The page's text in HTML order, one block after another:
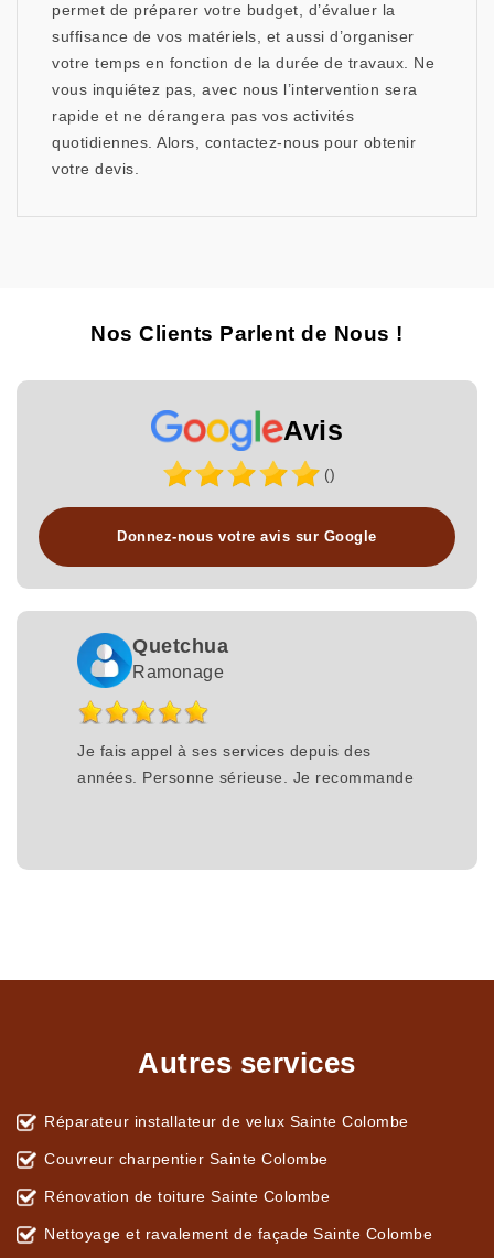
permet de préparer votre budget, d’évaluer la
suffisance de vos matériels, et aussi d’organiser
votre temps en fonction de la durée de travaux. Ne
vous inquiétez pas, avec nous l’intervention sera
rapide et ne dérangera pas vos activités
quotidiennes. Alors, contactez-nous pour obtenir
votre devis.
Nos Clients Parlent de Nous !
Avis
()
Donnez-nous votre avis sur Google
Quetchua
Ramonage
Je fais appel à ses services depuis des
années. Personne sérieuse. Je recommande
Autres services
Réparateur installateur de velux Sainte Colombe
Couvreur charpentier Sainte Colombe
Rénovation de toiture Sainte Colombe
Nettoyage et ravalement de façade Sainte Colombe